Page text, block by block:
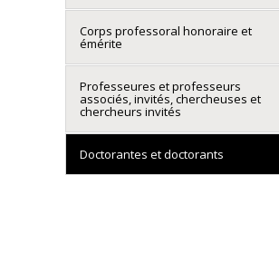
Corps professoral honoraire et
émérite
Professeures et professeurs
associés, invités, chercheuses et
chercheurs invités
Doctorantes et doctorants